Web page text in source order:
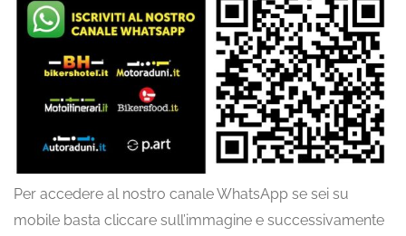
Per accedere al nostro canale WhatsApp se sei su
mobile basta cliccare sull’immagine e successivamente